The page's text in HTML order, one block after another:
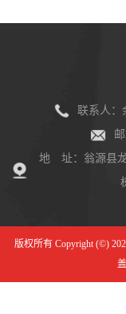
联系人：
地 址：翁源县
版权所有 Copyright (©)